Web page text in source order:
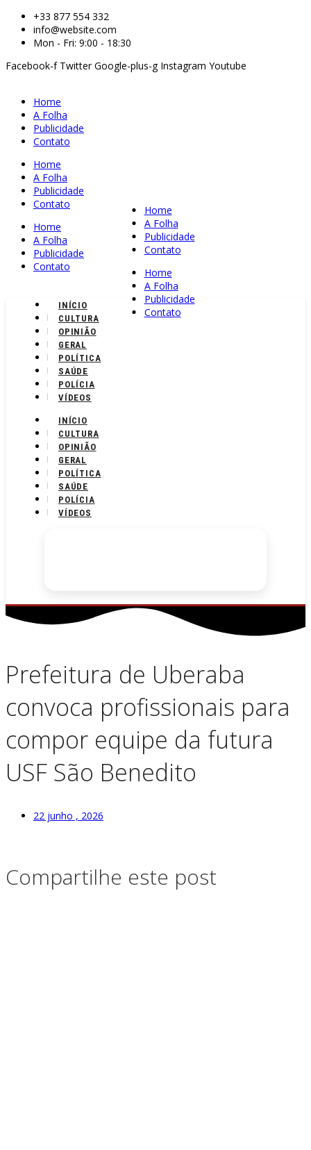
+33 877 554 332
info@website.com
Mon - Fri: 9:00 - 18:30
Facebook-f Twitter Google-plus-g Instagram Youtube
Home
A Folha
Publicidade
Contato
Home
A Folha
Publicidade
Contato
Home
A Folha
Publicidade
Contato
Home
A Folha
Publicidade
Contato
Home
A Folha
Publicidade
Contato
INÍCIO
CULTURA
OPINIÃO
GERAL
POLÍTICA
SAÚDE
POLÍCIA
VÍDEOS
INÍCIO
CULTURA
OPINIÃO
GERAL
POLÍTICA
SAÚDE
POLÍCIA
VÍDEOS
Prefeitura de Uberaba
convoca profissionais para
compor equipe da futura
USF São Benedito
22 junho , 2026
Compartilhe este post